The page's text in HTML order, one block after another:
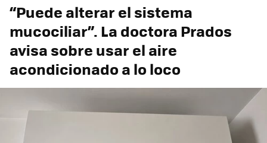
“Puede alterar el sistema
mucociliar”. La doctora Prados
avisa sobre usar el aire
acondicionado a lo loco